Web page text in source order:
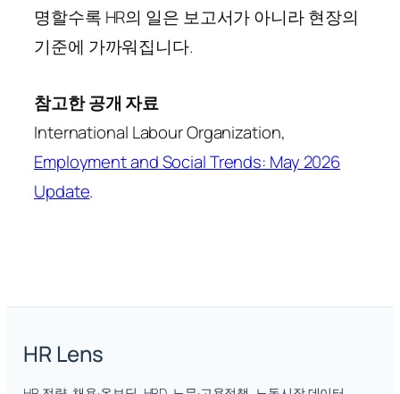
명할수록 HR의 일은 보고서가 아니라 현장의
기준에 가까워집니다.
참고한 공개 자료
International Labour Organization,
Employment and Social Trends: May 2026
Update.
HR Lens